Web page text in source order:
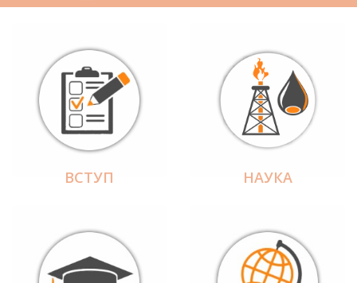
ВСТУП НАУКА